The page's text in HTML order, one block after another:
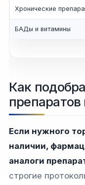
Хронические
БАДы и витамины
Как
Если нужного
наличии,
аналоги
строгие